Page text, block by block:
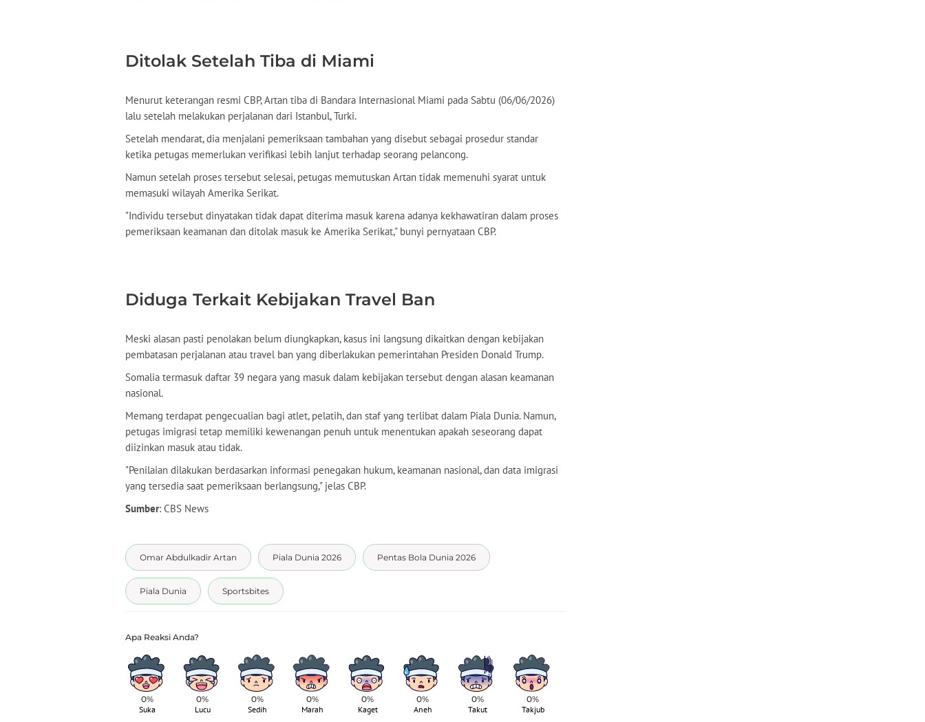
Ditolak Setelah Tiba di Miami
Menurut keterangan resmi CBP, Artan tiba di Bandara Internasional Miami pada Sabtu (06/06/2026)
lalu setelah melakukan perjalanan dari Istanbul, Turki.
Setelah mendarat, dia menjalani pemeriksaan tambahan yang disebut sebagai prosedur standar
ketika petugas memerlukan verifikasi lebih lanjut terhadap seorang pelancong.
Namun setelah proses tersebut selesai, petugas memutuskan Artan tidak memenuhi syarat untuk
memasuki wilayah Amerika Serikat.
"Individu tersebut dinyatakan tidak dapat diterima masuk karena adanya kekhawatiran dalam proses
pemeriksaan keamanan dan ditolak masuk ke Amerika Serikat," bunyi pernyataan CBP.
Diduga Terkait Kebijakan Travel Ban
Meski alasan pasti penolakan belum diungkapkan, kasus ini langsung dikaitkan dengan kebijakan
pembatasan perjalanan atau travel ban yang diberlakukan pemerintahan Presiden Donald Trump.
Somalia termasuk daftar 39 negara yang masuk dalam kebijakan tersebut dengan alasan keamanan
nasional.
Memang terdapat pengecualian bagi atlet, pelatih, dan staf yang terlibat dalam Piala Dunia. Namun,
petugas imigrasi tetap memiliki kewenangan penuh untuk menentukan apakah seseorang dapat
diizinkan masuk atau tidak.
"Penilaian dilakukan berdasarkan informasi penegakan hukum, keamanan nasional, dan data imigrasi
yang tersedia saat pemeriksaan berlangsung," jelas CBP.
Sumber: CBS News
Omar Abdulkadir Artan Piala Dunia 2026 Pentas Bola Dunia 2026
Piala Dunia Sportsbites
0%
Suka
0%
Lucu
0%
Sedih
0%
Marah
0%
Kaget
0%
Aneh
0%
Takut
0%
Takjub